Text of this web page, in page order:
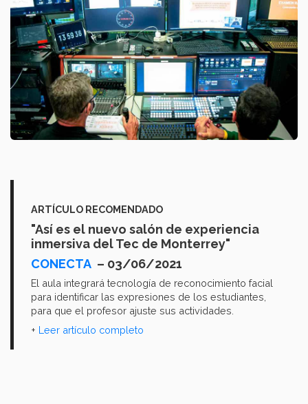
ARTÍCULO RECOMENDADO
"Así es el nuevo salón de experiencia
inmersiva del Tec de Monterrey"
CONECTA – 03/06/2021
El aula integrará tecnología de reconocimiento facial
para identificar las expresiones de los estudiantes,
para que el profesor ajuste sus actividades.
+ Leer artículo completo